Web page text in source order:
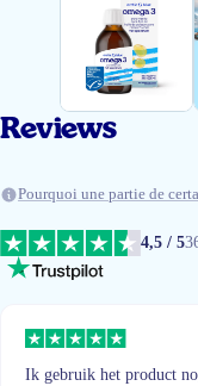
Reviews
Pourquoi une partie de
4,5 / 5
Ik gebruik het product